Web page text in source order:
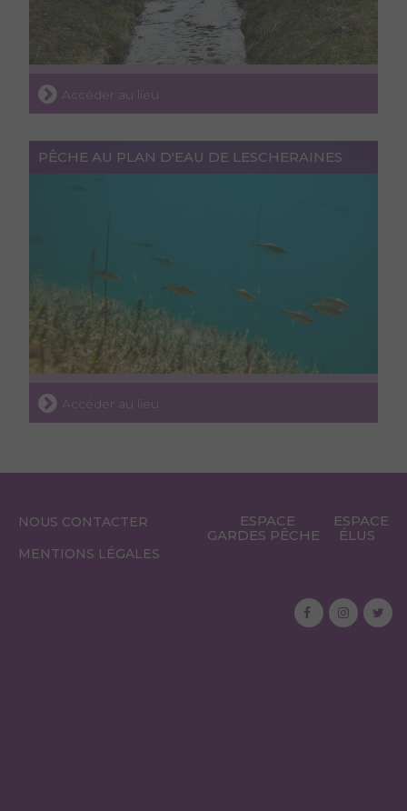
Accéder au lieu
PÊCHE AU PLAN D'EAU DE LESCHERAINES
Accéder au lieu
NOUS CONTACTER
MENTIONS LÉGALES
ESPACE
GARDES PÊCHE
ESPACE
ÉLUS